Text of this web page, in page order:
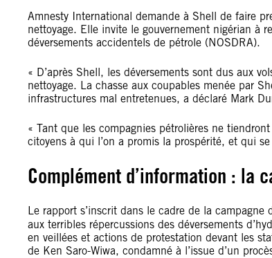
Amnesty International demande à Shell de faire
nettoyage. Elle invite le gouvernement nigérian à
déversements accidentels de pétrole (NOSDRA).
« D’après Shell, les déversements sont dus aux
nettoyage. La chasse aux coupables menée par
infrastructures mal entretenues, a déclaré Mark
« Tant que les compagnies pétrolières ne
citoyens à qui l’on a promis la prospérité, et qui
Complément d’information : la
Le rapport s’inscrit dans le cadre de la campagne
aux terribles répercussions des déversements d’
en veillées et actions de protestation devant les
de Ken Saro-Wiwa, condamné à l’issue d’un